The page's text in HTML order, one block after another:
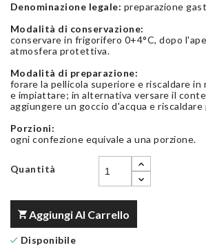
Denominazione legale: preparazione
Modalità di conservazione:
conservare in frigorifero 0+4°C, dopo
atmosfera protettiva.
Modalità di preparazione:
forare la pellicola superiore e riscaldare
e impiattare; in alternativa versare il
aggiungere un goccio d'acqua e
Porzioni:
ogni confezione equivale a una porzione.
Quantità
Aggiungi Al Carrello
Disponibile